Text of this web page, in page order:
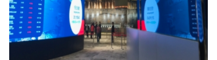
香港交易所展覽館